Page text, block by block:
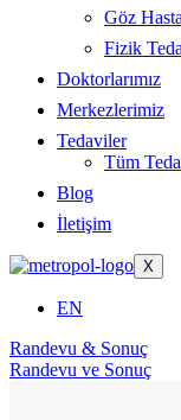
Göz
Fizik
Doktorlarımız
Merkezlerimiz
Tedaviler
Tüm
Blog
İletişim
X
EN
Randevu & Sonuç
Randevu ve Sonuç